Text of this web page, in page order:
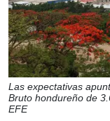
Las expectativas
Bruto hondureño de
EFE